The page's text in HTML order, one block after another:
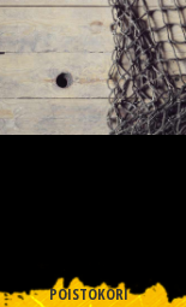
POISTOKORI